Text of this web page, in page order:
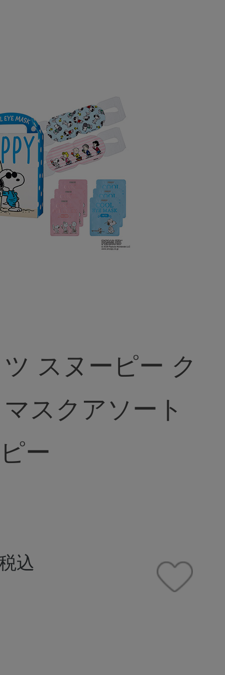
スヌーピー ク
スクアソート
ー
込